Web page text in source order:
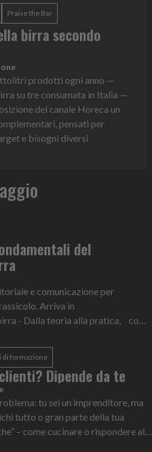
Praise the Bar
birra secondo
prodotti ogni anno —
su tre consumata in Italia —
del canale Horeca un
pensati per
e bisogni diversi
del
e comunicazione per
Arriva in
- Dalla teoria alla pratica, come
di formazione
Dipende da te
tu sei un imprenditore, ma
tutto o gran parte della tua
– come cucinare o rispondere al